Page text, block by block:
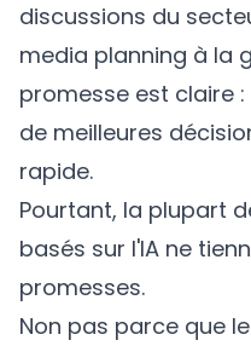
discussions du
media planning à la
promesse est claire
de meilleures
rapide.
Pourtant, la plupart
basés sur l'IA ne
promesses.
Non pas parce que